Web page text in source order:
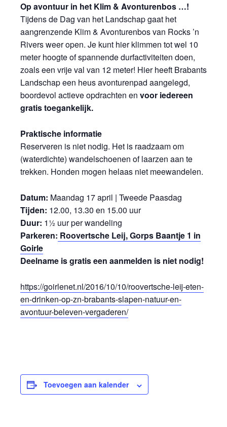
Op avontuur in het Klim & Avonturenbos …!
Tijdens de Dag van het Landschap gaat het
aangrenzende Klim & Avonturenbos van Rocks ’n
Rivers weer open. Je kunt hier klimmen tot wel 10
meter hoogte of spannende durfactiviteiten doen,
zoals een vrije val van 12 meter! Hier heeft Brabants
Landschap een heus avonturenpad aangelegd,
boordevol actieve opdrachten en voor iedereen
gratis toegankelijk.
Praktische informatie
Reserveren is niet nodig. Het is raadzaam om
(waterdichte) wandelschoenen of laarzen aan te
trekken. Honden mogen helaas niet meewandelen.
Datum: Maandag 17 april | Tweede Paasdag
Tijden: 12.00, 13.30 en 15.00 uur
Duur: 1½ uur per wandeling
Parkeren: Roovertsche Leij, Gorps Baantje 1 in
Goirle
Deelname is gratis een aanmelden is niet nodig!
https://goirlenet.nl/2016/10/10/roovertsche-leij-eten-
en-drinken-op-zn-brabants-slapen-natuur-en-
avontuur-beleven-vergaderen/
Toevoegen aan kalender